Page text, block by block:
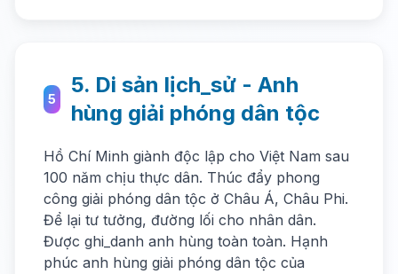
5
5. Di sản lịch_sử - Anh
hùng giải phóng dân tộc
Hồ Chí Minh giành độc lập cho Việt Nam sau
100 năm chịu thực dân. Thúc đẩy phong
công giải phóng dân tộc ở Châu Á, Châu Phi.
Để lại tư tưởng, đường lối cho nhân dân.
Được ghi_danh anh hùng toàn toàn. Hạnh
phúc anh hùng giải phóng dân tộc của